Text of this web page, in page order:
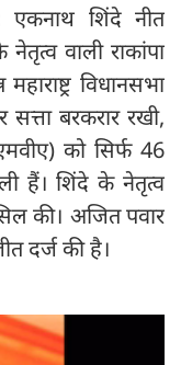
एकनाथ शिंदे नीत
वाली राकांपा
विधानसभा
बरकरार रखी,
को सिर्फ 46
हैं। शिंदे के नेतृत्व
की। अजित पवार
दर्ज की है।